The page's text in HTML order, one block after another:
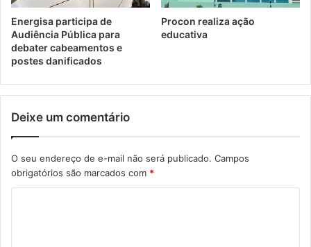
Energisa participa de
Audiência Pública para
debater cabeamentos e
postes danificados
Procon realiza ação
educativa
Deixe um comentário
O seu endereço de e-mail não será publicado. Campos
obrigatórios são marcados com *